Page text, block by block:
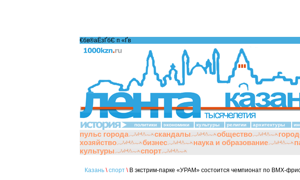
€бв®аЁзҐбЄ п «Ґ­в
политики экономики культуры религии архитектуры
пульс города скандалы общество
хозяйство
бизнес наука и образование
культуры
спорт
Казань \ спорт \В экстрим-парке «УРАМ» состоится чемпионат по ВМХ-